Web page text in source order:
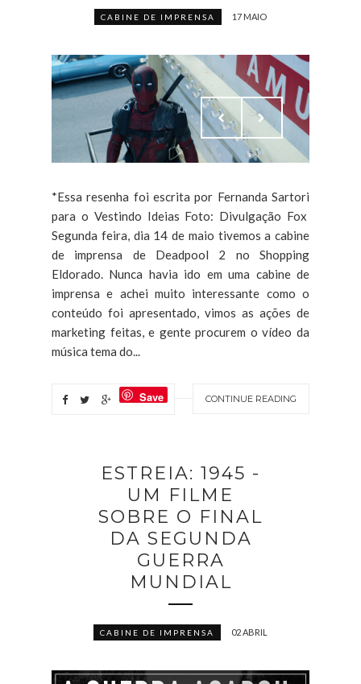
CABINE DE IMPRENSA 17 MAIO
*Essa resenha foi escrita por Fernanda Sartori
para o Vestindo Ideias Foto: Divulgação Fox
Segunda feira, dia 14 de maio tivemos a cabine
de imprensa de Deadpool 2 no Shopping
Eldorado. Nunca havia ido em uma cabine de
imprensa e achei muito interessante como o
conteúdo foi apresentado, vimos as ações de
marketing feitas, e gente procurem o vídeo da
música tema do...
CONTINUE READING
Save
ESTREIA: 1945 -
UM FILME
SOBRE O FINAL
DA SEGUNDA
GUERRA
MUNDIAL
CABINE DE IMPRENSA 02 ABRIL